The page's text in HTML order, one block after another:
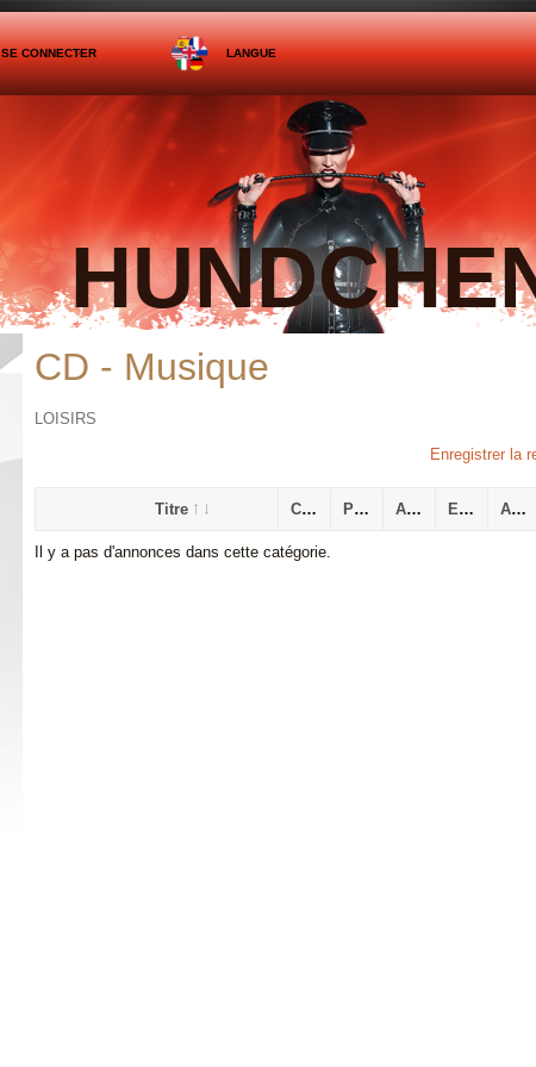
SE CONNECTER LANGUE
CD - Musique
LOISIRS
Enregistrer la
Titre Catégorie Prix Ajouté le Expiration Affiché
Il y a pas d'annonces dans cette catégorie.